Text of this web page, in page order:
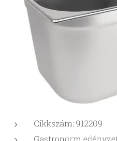
Cikkszám: 912209
Gastronorm